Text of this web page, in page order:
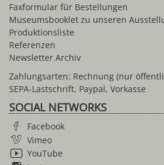
Faxformular für Bestellungen
Museumsbooklet zu unseren
Produktionsliste
Referenzen
Newsletter Archiv
Zahlungsarten: Rechnung (nur
SEPA-Lastschrift, Paypal, Vorkasse
SOCIAL NETWORKS
Facebook
Vimeo
YouTube